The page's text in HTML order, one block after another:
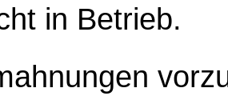
in Betrieb.